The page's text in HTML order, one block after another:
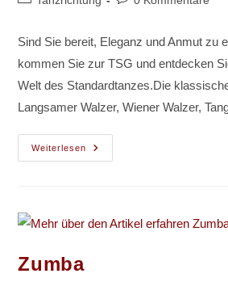
Sind Sie bereit, Eleganz und Anmut zu
kommen Sie zur TSG und entdecken
Welt des Standardtanzes.Die
Langsamer Walzer, Wiener Walzer,
Weiterlesen
Standard
&
Zumba